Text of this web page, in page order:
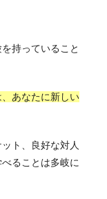
持っていること
あなたに新しい
ト、良好な対人
ることは多岐に